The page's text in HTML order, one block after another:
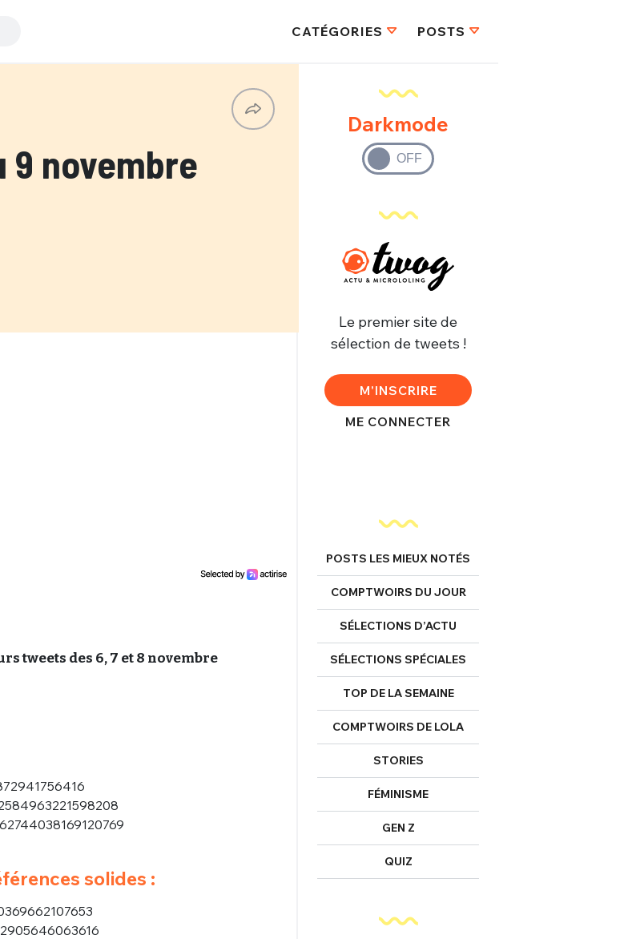
CATÉGORIES POSTS
9 novembre
tweets des 6, 7 et 8 novembre
solides :
Darkmode
Le premier site de
sélection de tweets !
M'INSCRIRE
ME CONNECTER
POSTS LES MIEUX NOTÉS
COMPTWOIRS DU JOUR
SÉLECTIONS D’ACTU
SÉLECTIONS SPÉCIALES
TOP DE LA SEMAINE
COMPTWOIRS DE LOLA
STORIES
FÉMINISME
GEN Z
QUIZ